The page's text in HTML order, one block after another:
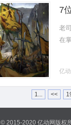
7
老
在
亿
1... <<
© 2015-2020 亿动网版权